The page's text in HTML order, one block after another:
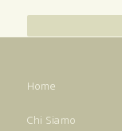
Home
Chi Siamo